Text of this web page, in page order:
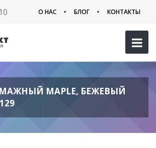
О НАС БЛОГ КОНТАКТЫ
MAPLE, БЕЖЕВЫЙ